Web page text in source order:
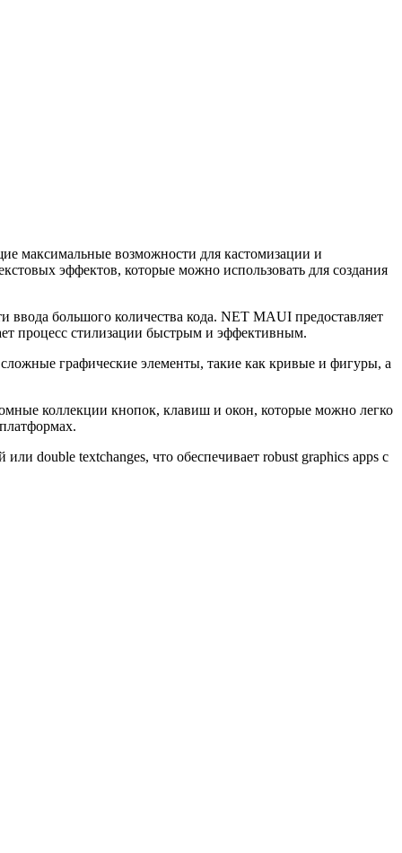
максимальные возможности для кастомизации и
эффектов, которые можно использовать для создания
ввода большого количества кода. NET MAUI предоставляет
процесс стилизации быстрым и эффективным.
графические элементы, такие как кривые и фигуры, а
коллекции кнопок, клавиш и окон, которые можно легко
double textchanges, что обеспечивает robust graphics apps с